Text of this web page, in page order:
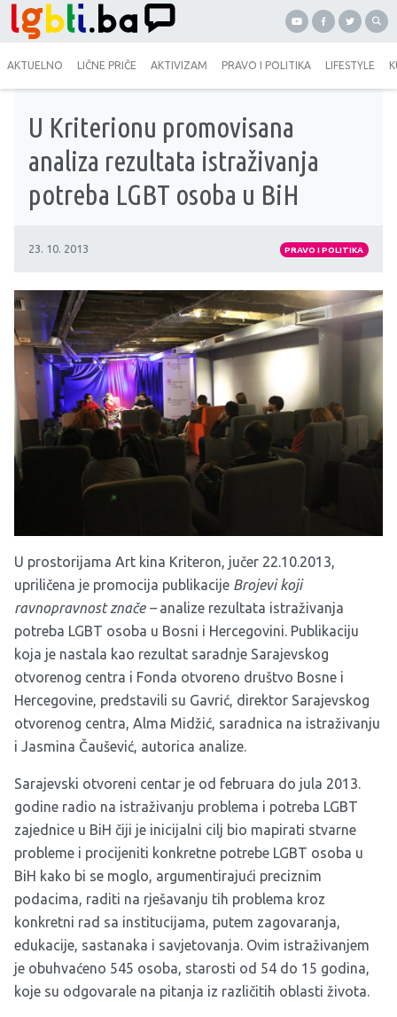
AKTUELNO LIČNE PRIČE AKTIVIZAM PRAVO I POLITIKA LIFESTYLE
U Kriterionu promovisana
analiza rezultata istraživanja
potreba LGBT osoba u BiH
23. 10. 2013 PRAVO I POLITIKA
U prostorijama Art kina Kriteron, jučer 22.10.2013,
upriličena je promocija publikacije Brojevi koji
ravnopravnost znače –analize rezultata istraživanja
potreba LGBT osoba u Bosni i Hercegovini. Publikaciju
koja je nastala kao rezultat saradnje Sarajevskog
otvorenog centra i Fonda otvoreno društvo Bosne i
Hercegovine, predstavili su Gavrić, direktor Sarajevskog
otvorenog centra, Alma Midžić, saradnica na istraživanju
i Jasmina Čaušević, autorica analize.
Sarajevski otvoreni centar je od februara do jula 2013.
godine radio na istraživanju problema i potreba LGBT
zajednice u BiH čiji je inicijalni cilj bio mapirati stvarne
probleme i procijeniti konkretne potrebe LGBT osoba u
BiH kako bi se moglo, argumentirajući preciznim
podacima, raditi na rješavanju tih problema kroz
konkretni rad sa institucijama, putem zagovaranja,
edukacije, sastanaka i savjetovanja. Ovim istraživanjem
je obuhvaćeno 545 osoba, starosti od 54 do 15 godina,
koje su odgovarale na pitanja iz različitih oblasti života.